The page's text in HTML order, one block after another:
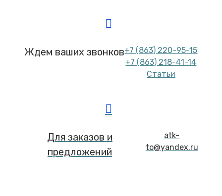
Ждем ваших звонков+7 (863) 220-95-15
+7 (863) 218-41-14
Статьи
Для заказов и
предложений
atk-
to@yandex.ru